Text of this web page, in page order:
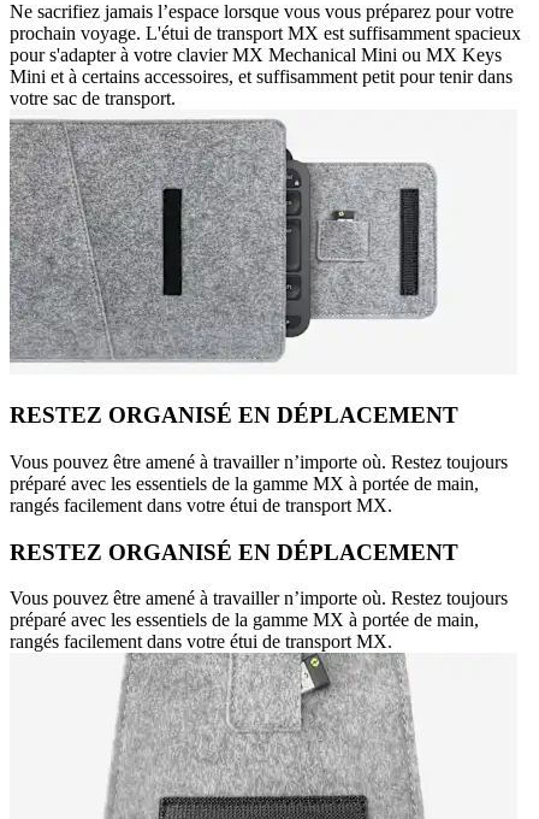
Ne sacrifiez jamais l’espace lorsque vous vous préparez pour votre
prochain voyage. L'étui de transport MX est suffisamment spacieux
pour s'adapter à votre clavier MX Mechanical Mini ou MX Keys
Mini et à certains accessoires, et suffisamment petit pour tenir dans
votre sac de transport.
RESTEZ ORGANISÉ EN DÉPLACEMENT
Vous pouvez être amené à travailler n’importe où. Restez toujours
préparé avec les essentiels de la gamme MX à portée de main,
rangés facilement dans votre étui de transport MX.
RESTEZ ORGANISÉ EN DÉPLACEMENT
Vous pouvez être amené à travailler n’importe où. Restez toujours
préparé avec les essentiels de la gamme MX à portée de main,
rangés facilement dans votre étui de transport MX.